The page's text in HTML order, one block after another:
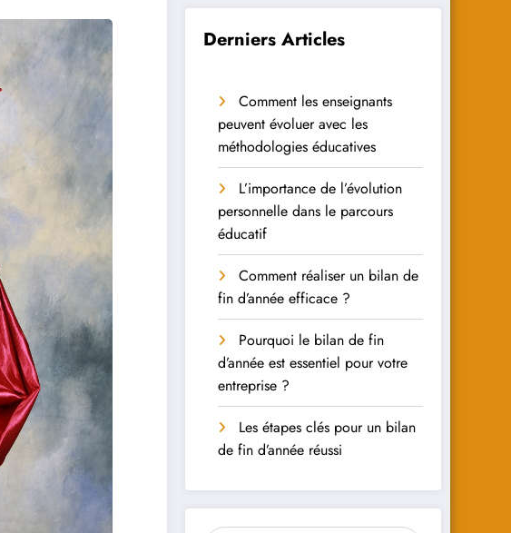
scolaire :
conseils et
élèves
peuvent-ils y
Derniers Articles
Comment les enseignants
peuvent évoluer avec les
méthodologies éducatives
L’importance de l’évolution
personnelle dans le parcours
éducatif
Comment réaliser un bilan de
fin d’année efficace ?
Pourquoi le bilan de fin
d’année est essentiel pour votre
entreprise ?
Les étapes clés pour un bilan
de fin d’année réussi